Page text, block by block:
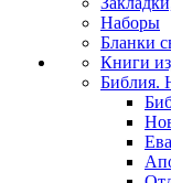
Наборы
Бланки
Книги
Библия.